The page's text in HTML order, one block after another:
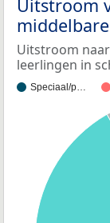
Uitstroom
Uitstroom
leerlingen in
Speciaal/p…